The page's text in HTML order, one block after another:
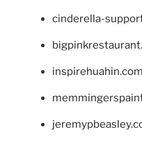
cinderella-
inspirehuahin.com